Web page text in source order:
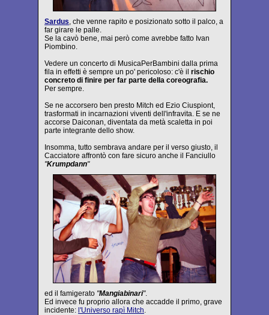
Sardus, che venne rapito e posizionato sotto il palco, a
far girare le palle.
Se la cavò bene, mai però come avrebbe fatto Ivan
Piombino.
Vedere un concerto di MusicaPerBambini dalla prima
fila in effetti è sempre un po' pericoloso: c'è il rischio
concreto di finire per far parte della coreografia.
Per sempre.
Se ne accorsero ben presto Mitch ed Ezio Ciuspiont,
trasformati in incarnazioni viventi dell'infravita. E se ne
accorse Daiconan, diventata da metà scaletta in poi
parte integrante dello show.
Insomma, tutto sembrava andare per il verso giusto, il
Cacciatore affrontò con fare sicuro anche il Fanciullo
"Krumpdann"
ed il famigerato "Mangiabinari".
Ed invece fu proprio allora che accadde il primo, grave
incidente: l'Universo rapì Mitch.